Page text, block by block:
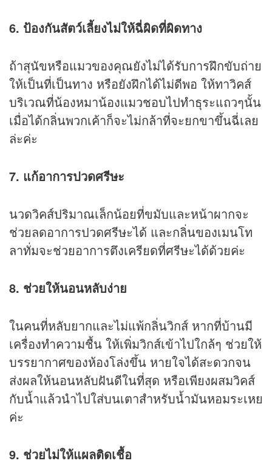
6. ป้องกันสัตว์เลี้ยงไม่ให้ฉี่ผิดที่ผิดทาง
ถ้าสุนัขหรือแมวของคุณยังไม่ได้รับการฝึกขับถ่าย
ให้เป็นที่เป็นทาง หรือยังฝึกได้ไม่ดีพอ ให้ทาวิคส์
บริเวณที่น้องหมาน้องแมวชอบไปทำธุระแถวๆนั้น
เมื่อได้กลิ่นพวกเค้าก็จะไม่กล้าที่จะยกขาขึ้นฉี่เลย
ล่ะค่ะ
7. แก้อาการปวดศรีษะ
นวดวิคส์ปริมาณเล็กน้อยที่ขมับและหน้าผากจะ
ช่วยลดอาการปวดศรีษะได้ และกลิ่นของเมนโท
ลาทั่มจะช่วยอาการตึงเครียดที่ศรีษะได้ด้วยค่ะ
8. ช่วยให้นอนหลับง่าย
ในคนที่หลับยากและไม่แพ้กลิ่นวิกส์ หากที่บ้านมี
เครื่องทำความชื้น ให้เพิ่มวิกส์เข้าไปใกล้ๆ ช่วยให้
บรรยากาศของห้องโล่งขึ้น หายใจได้สะดวกจน
ส่งผลให้นอนหลับฝันดีในที่สุด หรือเพียงผสมวิคส์
กับน้ำแล้วนำไปใส่บนเตาสำหรับน้ำมันหอมระเหย
ค่ะ
9. ช่วยไม่ให้แผลติดเชื้อ